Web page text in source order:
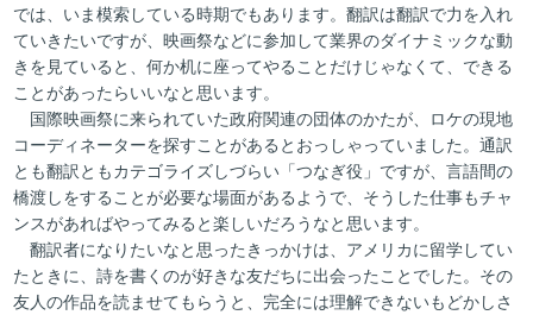
では、いま模索している時期でもあります。翻訳は翻訳で力を入れ
ていきたいですが、映画祭などに参加して業界のダイナミックな動
きを見ていると、何か机に座ってやることだけじゃなくて、できる
ことがあったらいいなと思います。
国際映画祭に来られていた政府関連の団体のかたが、ロケの現地
コーディネーターを探すことがあるとおっしゃっていました。通訳
とも翻訳ともカテゴライズしづらい「つなぎ役」ですが、言語間の
橋渡しをすることが必要な場面があるようで、そうした仕事もチャ
ンスがあればやってみると楽しいだろうなと思います。
翻訳者になりたいなと思ったきっかけは、アメリカに留学してい
たときに、詩を書くのが好きな友だちに出会ったことでした。その
友人の作品を読ませてもらうと、完全には理解できないもどかしさ